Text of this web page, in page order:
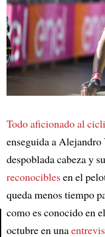
Todo aficionado al
enseguida a Alejandro
despoblada cabeza y
reconociblesen el
queda menos tiempo
como es conocido en
octubre en una